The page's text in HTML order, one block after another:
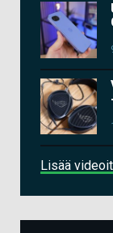
Lisää